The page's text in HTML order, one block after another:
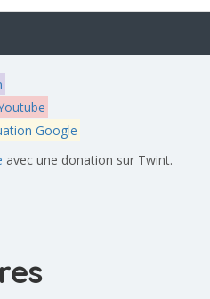
Google
avec une donation sur Twint.